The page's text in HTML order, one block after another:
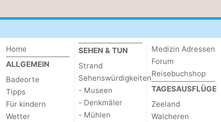
Home
ALLGEMEIN
Badeorte
Tipps
Für kindern
Wetter
SEHEN & TUN
Strand
Sehenswürdigkeiten
- Museen
- Denkmäler
- Mühlen
Medizin Adressen
Forum
Reisebuchshop
TAGESAUSFLÜGE
Zeeland
Walcheren